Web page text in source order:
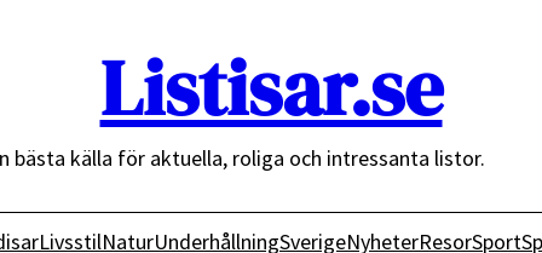
Listisar.se
bästa källa för aktuella, roliga och intressanta listor.
LivsstilNaturUnderhållningSverigeNyheterResorSport